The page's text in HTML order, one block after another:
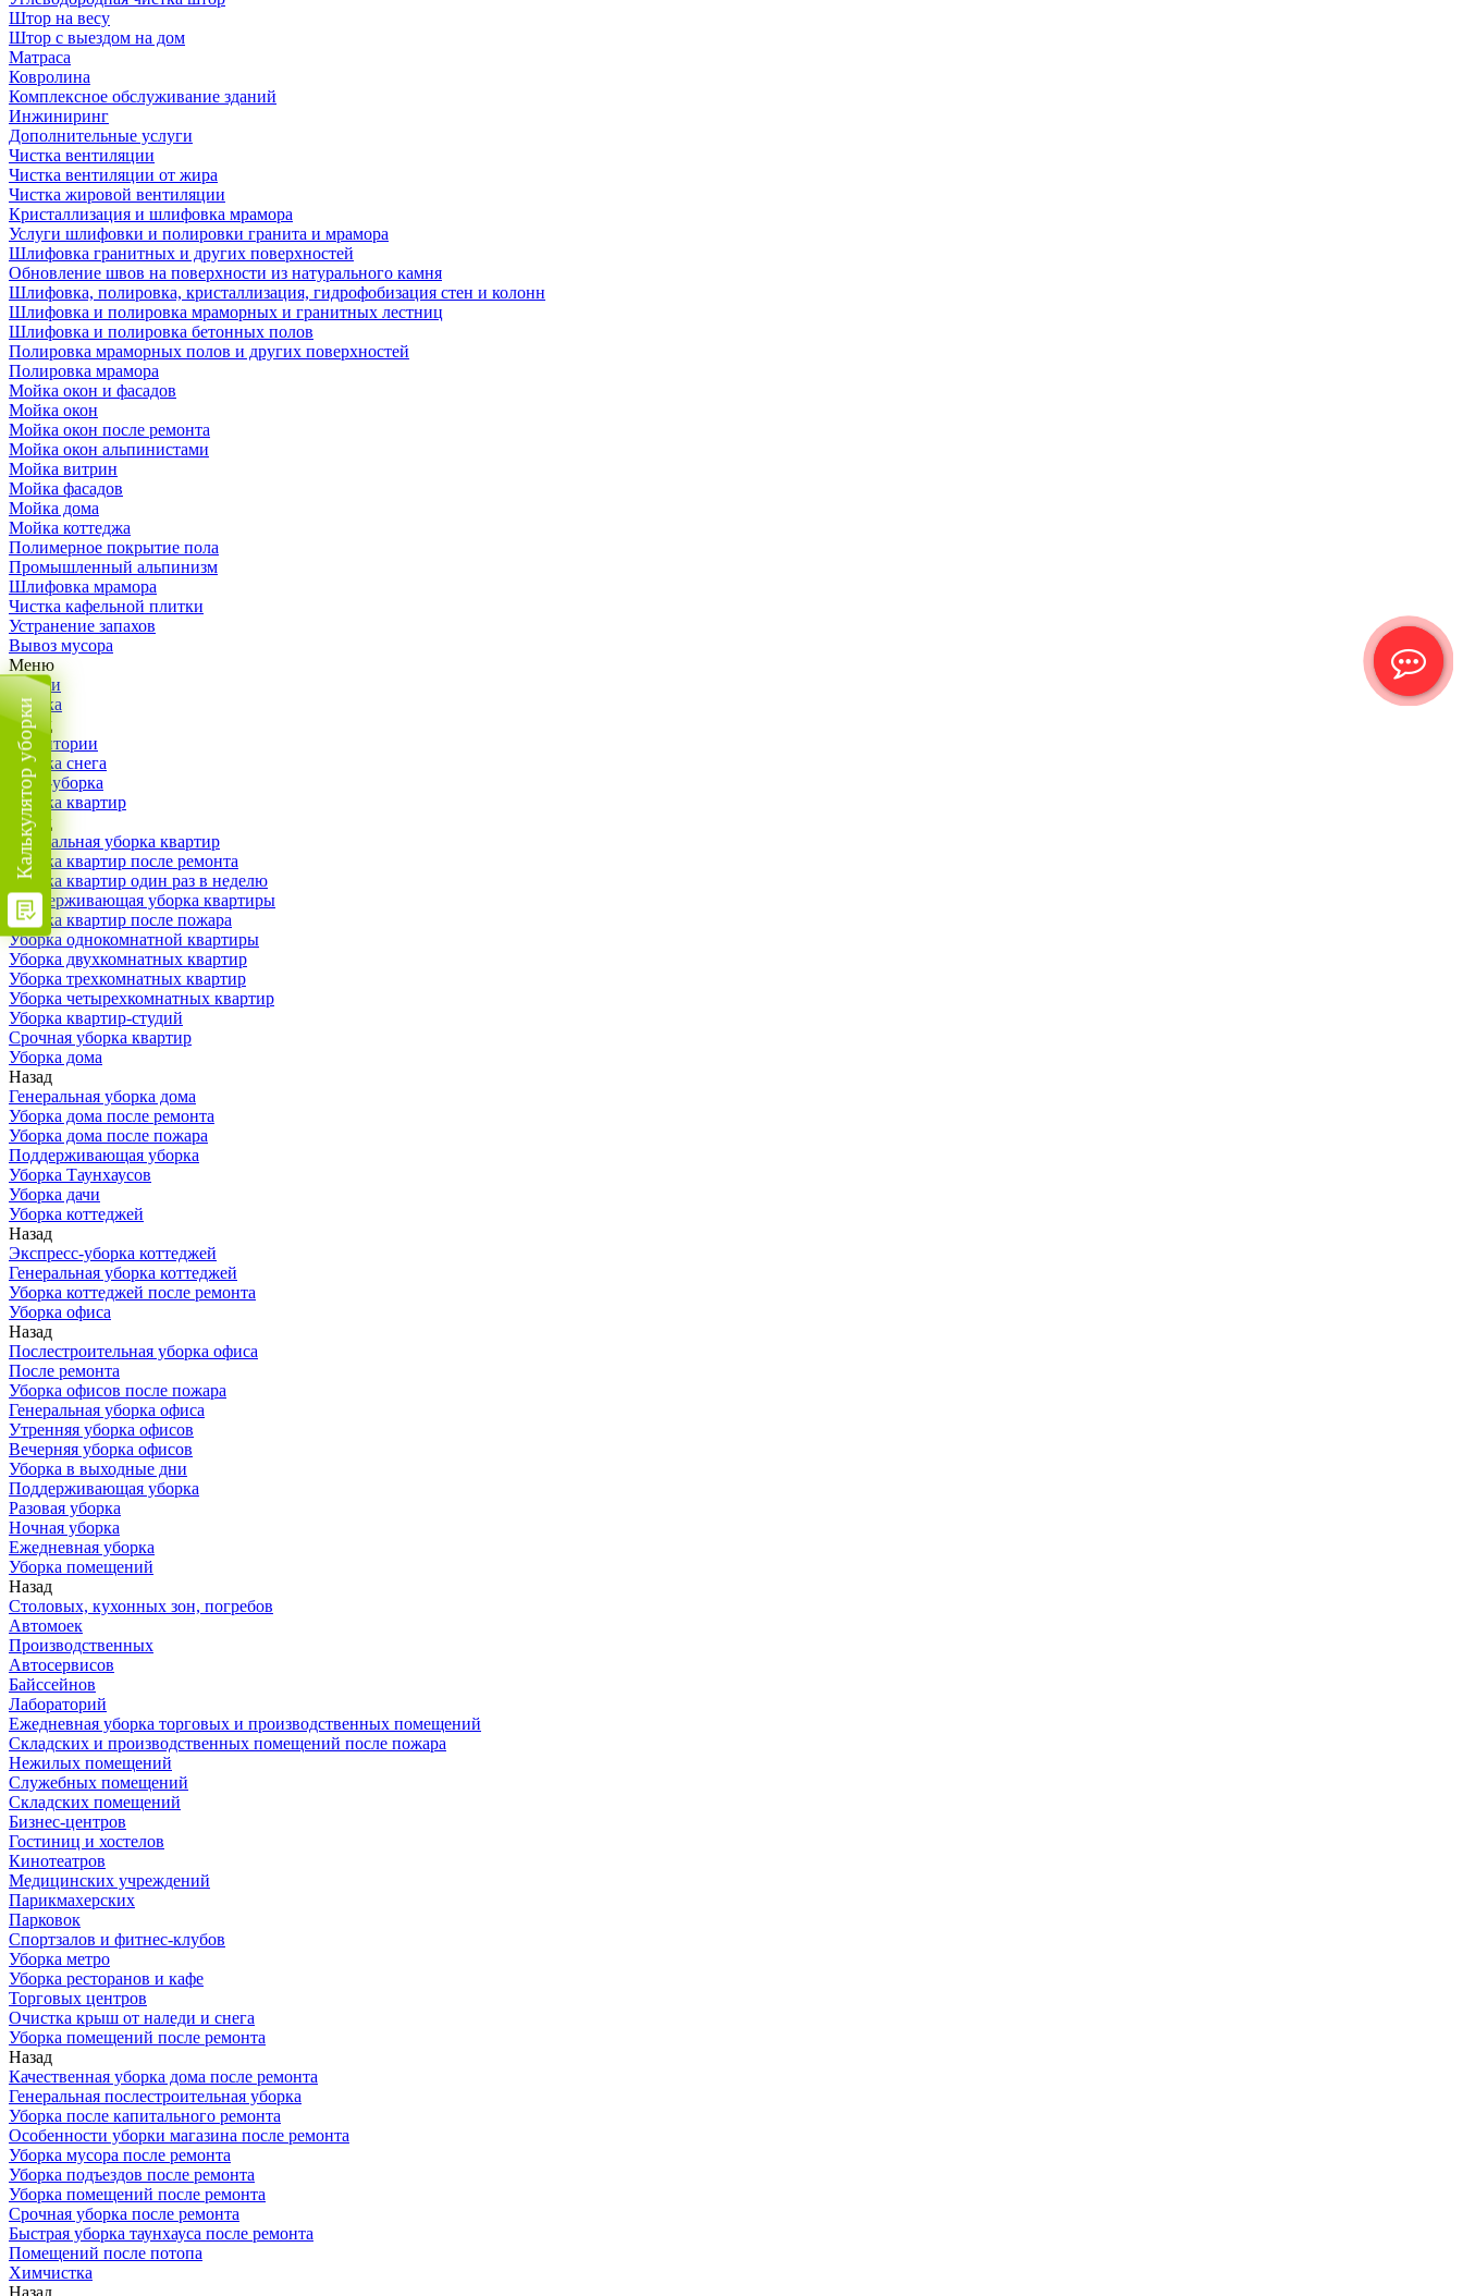
Штор на весу
Штор с выездом на дом
Матраса
Ковролина
Комплексное обслуживание зданий
Инжиниринг
Дополнительные услуги
Чистка вентиляции
Чистка вентиляции от жира
Чистка жировой вентиляции
Кристаллизация и шлифовка мрамора
Услуги шлифовки и полировки гранита и мрамора
Шлифовка гранитных и других поверхностей
Обновление швов на поверхности из натурального камня
Шлифовка, полировка, кристаллизация, гидрофобизация стен и колонн
Шлифовка и полировка мраморных и гранитных лестниц
Шлифовка и полировка бетонных полов
Полировка мраморных полов и других поверхностей
Полировка мрамора
Мойка окон и фасадов
Мойка окон
Мойка окон после ремонта
Мойка окон альпинистами
Мойка витрин
Мойка фасадов
Мойка дома
Мойка коттеджа
Полимерное покрытие пола
Промышленный альпинизм
Шлифовка мрамора
Чистка кафельной плитки
Устранение запахов
Вывоз мусора
Меню
Услуги
Уборка
Назад
Территории
Уборка снега
ВИП-уборка
Уборка квартир
Назад
Генеральная уборка квартир
Уборка квартир после ремонта
Уборка квартир один раз в неделю
Поддерживающая уборка квартиры
Уборка квартир после пожара
Уборка однокомнатной квартиры
Уборка двухкомнатных квартир
Уборка трехкомнатных квартир
Уборка четырехкомнатных квартир
Уборка квартир-студий
Срочная уборка квартир
Уборка дома
Назад
Генеральная уборка дома
Уборка дома после ремонта
Уборка дома после пожара
Поддерживающая уборка
Уборка Таунхаусов
Уборка дачи
Уборка коттеджей
Назад
Экспресс-уборка коттеджей
Генеральная уборка коттеджей
Уборка коттеджей после ремонта
Уборка офиса
Назад
Послестроительная уборка офиса
После ремонта
Уборка офисов после пожара
Генеральная уборка офиса
Утренняя уборка офисов
Вечерняя уборка офисов
Уборка в выходные дни
Поддерживающая уборка
Разовая уборка
Ночная уборка
Ежедневная уборка
Уборка помещений
Назад
Столовых, кухонных зон, погребов
Автомоек
Производственных
Автосервисов
Байссейнов
Лабораторий
Ежедневная уборка торговых и производственных помещений
Складских и производственных помещений после пожара
Нежилых помещений
Служебных помещений
Складских помещений
Бизнес-центров
Гостиниц и хостелов
Кинотеатров
Медицинских учреждений
Парикмахерских
Парковок
Спортзалов и фитнес-клубов
Уборка метро
Уборка ресторанов и кафе
Торговых центров
Очистка крыш от наледи и снега
Уборка помещений после ремонта
Назад
Качественная уборка дома после ремонта
Генеральная послестроительная уборка
Уборка после капитального ремонта
Особенности уборки магазина после ремонта
Уборка мусора после ремонта
Уборка подъездов после ремонта
Уборка помещений после ремонта
Срочная уборка после ремонта
Быстрая уборка таунхауса после ремонта
Помещений после потопа
Химчистка
Назад
Калькулятор уборки